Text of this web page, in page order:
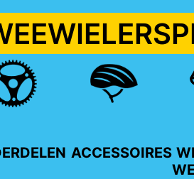
ACCESSOIRES